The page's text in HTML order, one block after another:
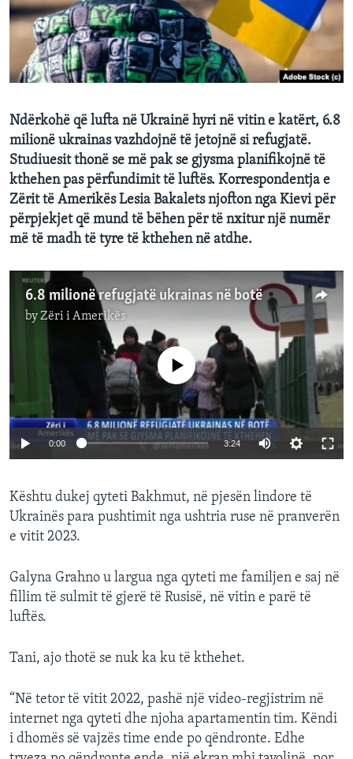
INTERVISTA
DITARI
Ndërkohë që lufta në Ukrainë hyri në vitin e katërt, 6.8
milionë ukrainas vazhdojnë të jetojnë si refugjatë.
Studiuesit thonë se më pak se gjysma planifikojnë të
kthehen pas përfundimit të luftës. Korrespondentja e
Zërit të Amerikës Lesia Bakalets njofton nga Kievi për
përpjekjet që mund të bëhen për të nxitur një numër
më të madh të tyre të kthehen në atdhe.
6.8 milionë refugjatë ukrainas në botë
byZëri i Amerikës
Auto 240p 360p 480p
No media source currently available
0:00 3:24
360p
480p
1080p
Kështu dukej qyteti Bakhmut, në pjesën lindore të
Ukrainës para pushtimit nga ushtria ruse në pranverën
e vitit 2023.
Galyna Grahno u largua nga qyteti me familjen e saj në
fillim të sulmit të gjerë të Rusisë, në vitin e parë të
luftës.
Tani, ajo thotë se nuk ka ku të kthehet.
“Në tetor të vitit 2022, pashë një video-regjistrim në
internet nga qyteti dhe njoha apartamentin tim. Këndi
i dhomës së vajzës time ende po qëndronte. Edhe